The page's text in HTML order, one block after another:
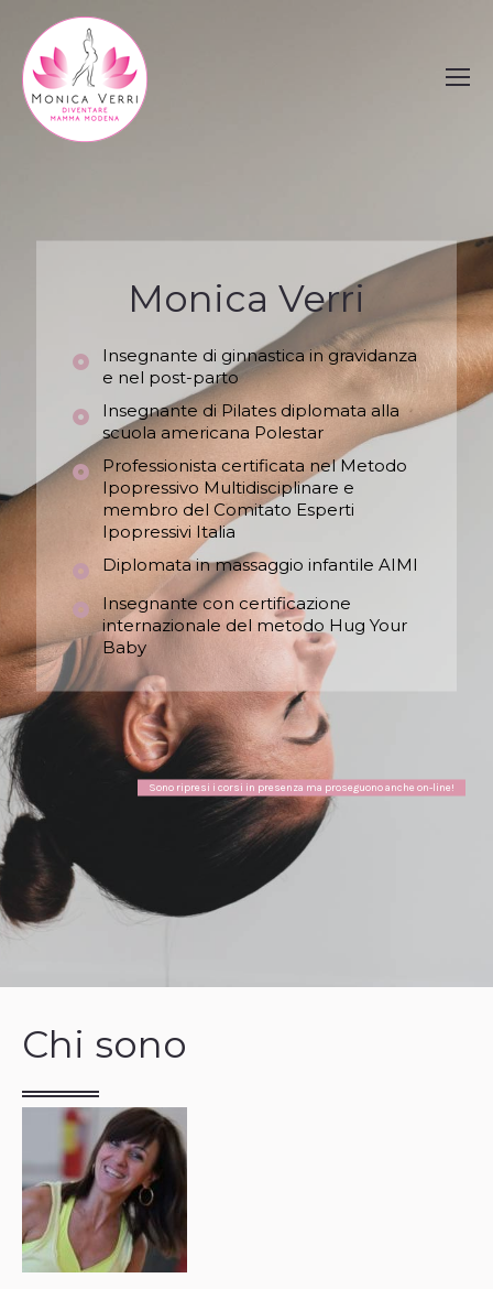
Monica Verri
Insegnante di ginnastica in gravidanza
e nel post-parto
Insegnante di Pilates diplomata alla
scuola americana Polestar
Professionista certificata nel Metodo
Ipopressivo Multidisciplinare e
membro del Comitato Esperti
Ipopressivi Italia
Diplomata in massaggio infantile AIMI
Insegnante con certificazione
internazionale del metodo Hug Your
Baby
Sono ripresi i corsi in presenza ma proseguono anche on-line!
Chi sono